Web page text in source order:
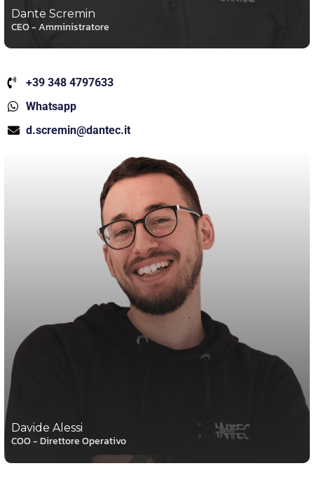
Dante Scremin
CEO - Amministratore
+39 348 4797633
Whatsapp
d.scremin@dantec.it
Davide Alessi
COO - Direttore Operativo